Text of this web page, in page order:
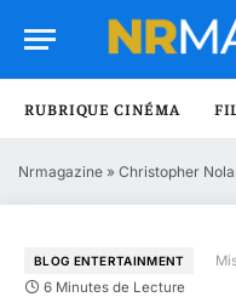
RUBRIQUE CINÉMA
Nrmagazine » Christopher Nolan impose
BLOG ENTERTAINMENT
6 Minutes de Lecture